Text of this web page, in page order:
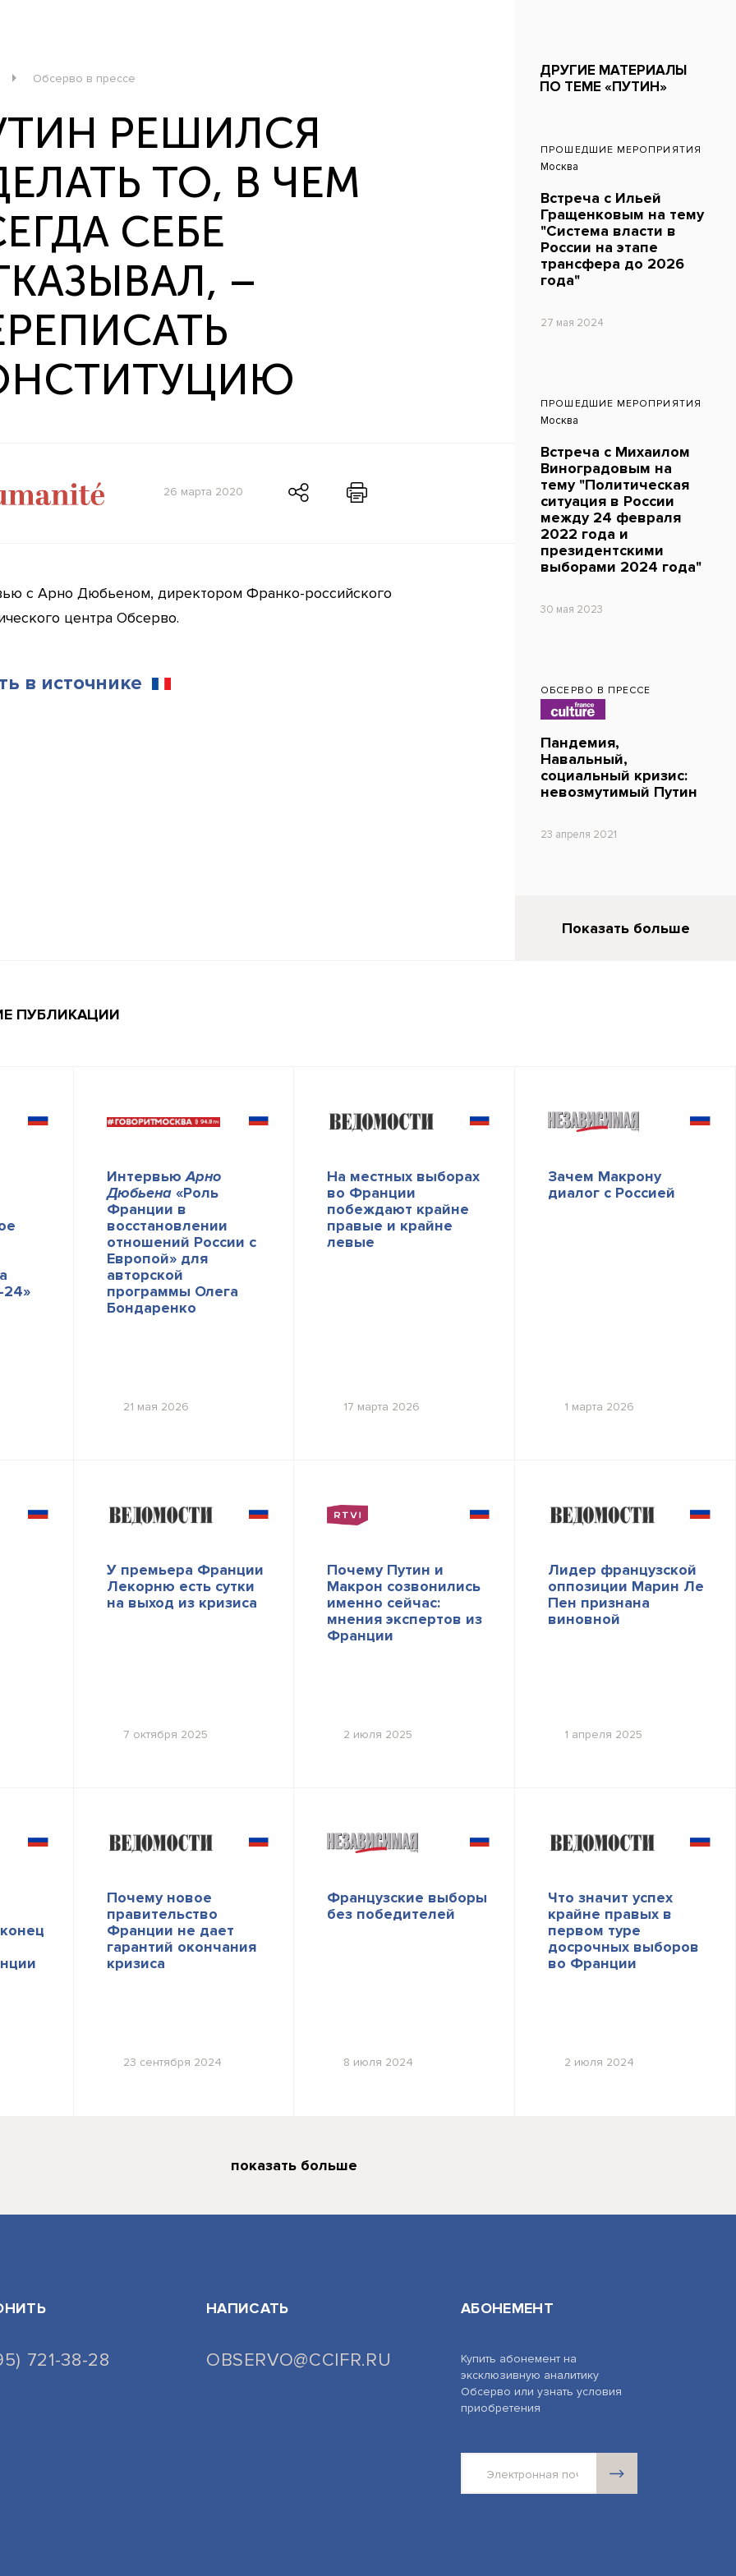
Обсерво в прессе
РЕШИЛСЯ
ТО, В ЧЕМ
СЕБЕ
–
26 марта 2020
с Арно Дюбьеном, директором Франко-российского
центра Обсерво.
в источнике
ДРУГИЕ МАТЕРИАЛЫ
ПО ТЕМЕ «ПУТИН»
ПРОШЕДШИЕ МЕРОПРИЯТИЯ
Москва
Встреча с Ильей
Гращенковым на тему
"Система власти в
России на этапе
трансфера до 2026
года"
27 мая 2024
ПРОШЕДШИЕ МЕРОПРИЯТИЯ
Москва
Встреча с Михаилом
Виноградовым на
тему "Политическая
ситуация в России
между 24 февраля
2022 года и
президентскими
выборами 2024 года"
30 мая 2023
ОБСЕРВО В ПРЕССЕ
Пандемия,
Навальный,
социальный кризис:
невозмутимый Путин
23 апреля 2021
Показать больше
ПУБЛИКАЦИИ
24»
ИнтервьюАрно
Дюбьена«Роль
Франции в
восстановлении
отношений России с
Европой» для
авторской
программы Олега
Бондаренко
21 мая 2026
На местных выборах
во Франции
побеждают крайне
правые и крайне
левые
17 марта 2026
Зачем Макрону
диалог с Россией
1 марта 2026
У премьера Франции
Лекорню есть сутки
на выход из кризиса
7 октября 2025
Почему Путин и
Макрон созвонились
именно сейчас:
мнения экспертов из
Франции
2 июля 2025
Лидер французской
оппозиции Марин Ле
Пен признана
виновной
1 апреля 2025
Почему новое
правительство
Франции не дает
гарантий окончания
кризиса
23 сентября 2024
Французские выборы
без победителей
8 июля 2024
Что значит успех
крайне правых в
первом туре
досрочных выборов
во Франции
2 июля 2024
показать больше
721-38-28
НАПИСАТЬ
OBSERVO@CCIFR.RU
АБОНЕМЕНТ
Купить абонемент на
эксклюзивную аналитику
Обсерво или узнать условия
приобретения